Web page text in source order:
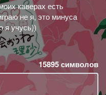
каверах есть
не я, это минуса
я учусь))
15895символов